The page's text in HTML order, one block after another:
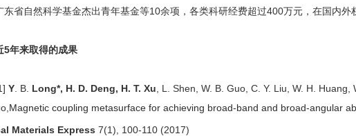
东省自然科学基金杰出青年基金等10余项，各类科研经费超过400万元，在国内外
来取得的成果
Y . B. Long*, H. D. Deng, H. T. Xu , L. Shen, W. B. Guo, C. Y. Liu, W. H.
Magnetic coupling metasurface for achieving broad-band and broad-angular
Materials Express 7(1), 100-110 (2017)